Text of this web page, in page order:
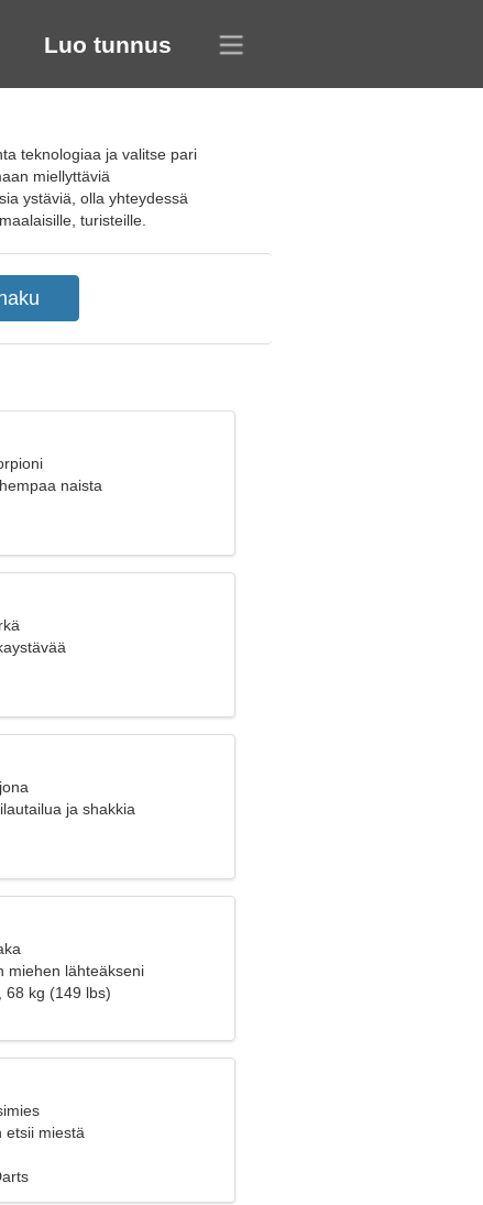
Luo tunnus
teknologiaa ja valitse pari
miellyttäviä
ystäviä, olla yhteydessä
turisteille.
naista
ja shakkia
miehen lähteäkseni
68 kg (149 lbs)
etsii miestä